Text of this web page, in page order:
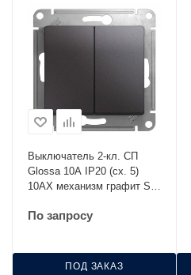
Выключатель 2-кл. СП
Glossa 10А IP20 (сх. 5)
10AX механизм графит SE
По запросу
ПОД ЗАКАЗ